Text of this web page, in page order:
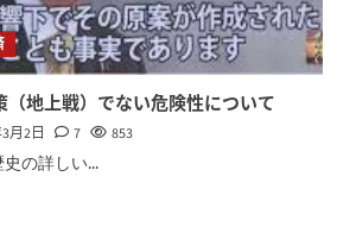
（地上戦）でない危険性について
月2日 7 853
の詳しい...